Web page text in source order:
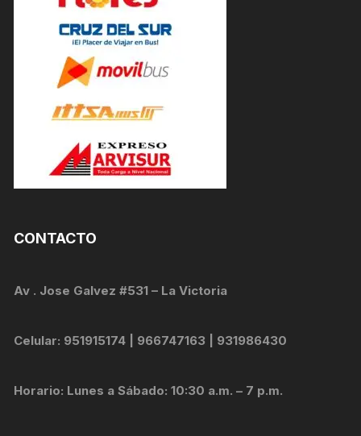
CONTACTO
Av . Jose Galvez #531 – La Victoria
Celular: 951915174 | 966747163 | 931986430
Horario: Lunes a Sábado: 10:30 a.m. – 7 p.m.